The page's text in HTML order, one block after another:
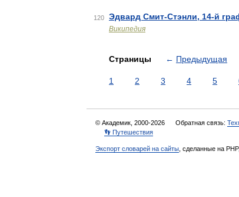
120 Эдвард Смит-Стэнли, 14-й
Википедия
Страницы ← Предыдущая
1 2 3 4 5
© Академик, 2000-2026 Обратная связь:
👣 Путешествия
Экспорт словарей на сайты , сделанные на PHP,